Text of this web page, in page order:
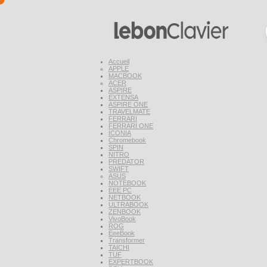
Accueil
APPLE
MACBOOK
ACER
ASPIRE
EXTENSA
ASPIRE ONE
TRAVELMATE
FERRARI
FERRARI ONE
ICONIA
Chromebook
SPIN
NITRO
PREDATOR
SWIFT
ASUS
NOTEBOOK
EEE PC
NETBOOK
ULTRABOOK
ZENBOOK
VivoBook
ROG
EeeBook
Transformer
TAICHI
TUF
EXPERTBOOK